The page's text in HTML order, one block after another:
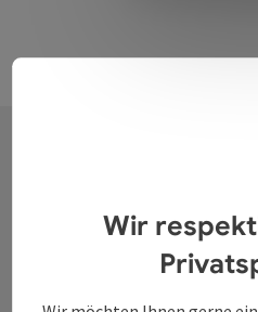
Tourismusverband
Wir